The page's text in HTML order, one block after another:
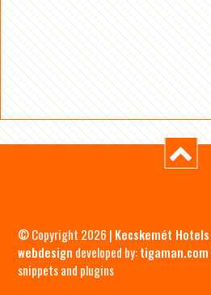
© Copyright 2026 | Kecskemét Hotels
webdesign developed by:tigaman.com
snippets and plugins